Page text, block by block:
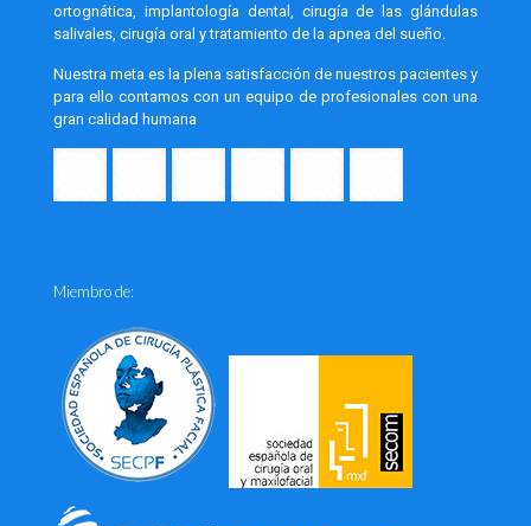
ortognática, implantología dental, cirugía de las glándulas
salivales, cirugía oral y tratamiento de la apnea del sueño.
Nuestra meta es la plena satisfacción de nuestros pacientes y
para ello contamos con un equipo de profesionales con una
gran calidad humana
Miembro de: